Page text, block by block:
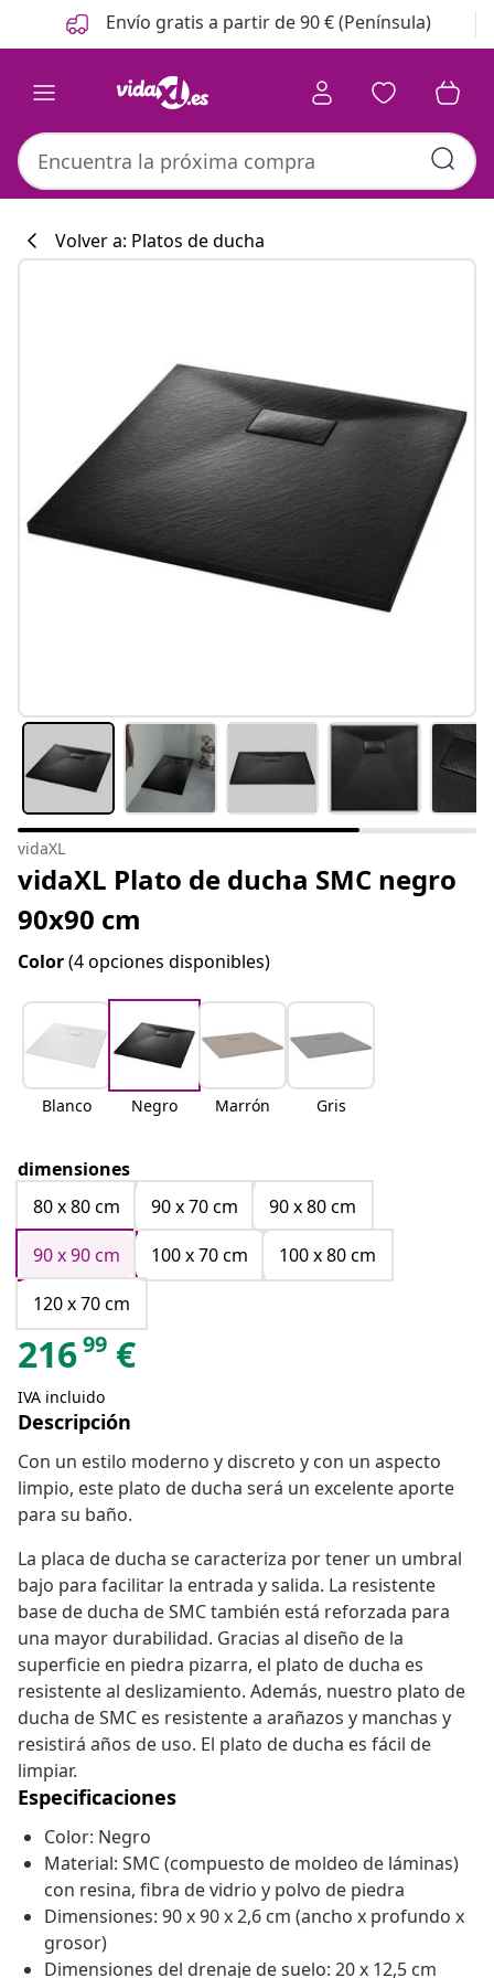
Anterior
Siguiente Envío gratis a partir de 90 € (Península)
#sharemevidaxl
Volver a: Platos de ducha
vidaXL
vidaXL Plato de ducha SMC negro
90x90 cm
Color(4 opciones disponibles)
Blanco Negro Marrón Gris
dimensiones
80 x 80 cm
90 x 70 cm
90 x 80 cm
90 x 90 cm
100 x 70 cm
100 x 80 cm
120 x 70 cm
21699 €
IVA incluido
Descripción
Con un estilo moderno y discreto y con un aspecto
limpio, este plato de ducha será un excelente aporte
para su baño.
La placa de ducha se caracteriza por tener un umbral
bajo para facilitar la entrada y salida. La resistente
base de ducha de SMC también está reforzada para
una mayor durabilidad. Gracias al diseño de la
superficie en piedra pizarra, el plato de ducha es
resistente al deslizamiento. Además, nuestro plato de
ducha de SMC es resistente a arañazos y manchas y
resistirá años de uso. El plato de ducha es fácil de
limpiar.
Especificaciones
Color: Negro
Material: SMC (compuesto de moldeo de láminas)
con resina, fibra de vidrio y polvo de piedra
Dimensiones: 90 x 90 x 2,6 cm (ancho x profundo x
grosor)
Dimensiones del drenaje de suelo: 20 x 12,5 cm